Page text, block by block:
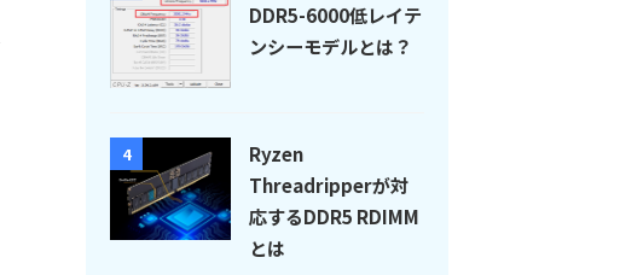
DDR5-6000低レイテ
ンシーモデルとは？
4
Ryzen
Threadripperが対
応するDDR5 RDIMM
とは